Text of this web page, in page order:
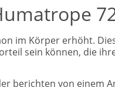
im Körper erhöht.
sein können, die
berichten von einem